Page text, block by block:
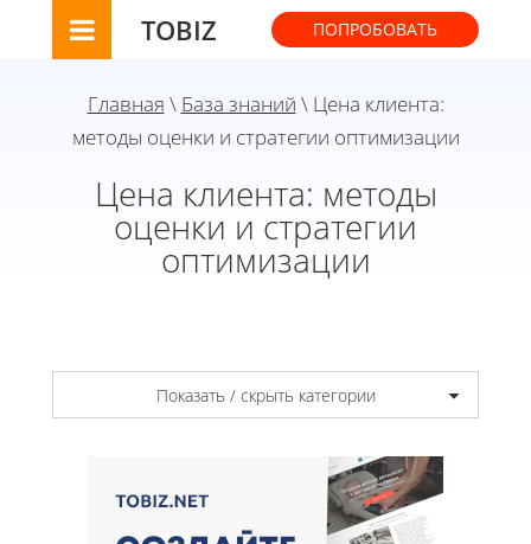
TOBIZ ПОПРОБОВАТЬ
Главная \ База знаний \ Цена клиента:
методы оценки и стратегии оптимизации
Цена клиента: методы
оценки и стратегии
оптимизации
Показать / скрыть категории